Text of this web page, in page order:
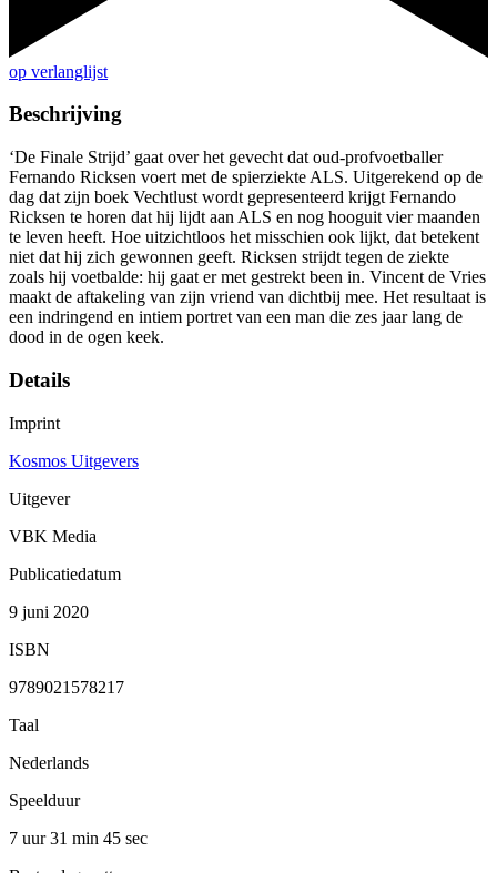
op verlanglijst
Beschrijving
‘De Finale Strijd’ gaat over het gevecht dat oud-profvoetballer
Fernando Ricksen voert met de spierziekte ALS. Uitgerekend op de
dag dat zijn boek Vechtlust wordt gepresenteerd krijgt Fernando
Ricksen te horen dat hij lijdt aan ALS en nog hooguit vier maanden
te leven heeft. Hoe uitzichtloos het misschien ook lijkt, dat betekent
niet dat hij zich gewonnen geeft. Ricksen strijdt tegen de ziekte
zoals hij voetbalde: hij gaat er met gestrekt been in. Vincent de Vries
maakt de aftakeling van zijn vriend van dichtbij mee. Het resultaat is
een indringend en intiem portret van een man die zes jaar lang de
dood in de ogen keek.
Details
Imprint
Kosmos Uitgevers
Uitgever
VBK Media
Publicatiedatum
9 juni 2020
ISBN
9789021578217
Taal
Nederlands
Speelduur
7 uur 31 min 45 sec